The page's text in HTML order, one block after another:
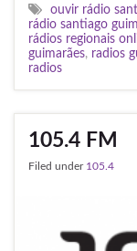
ouvir rádio
rádio santiago
rádios regionais
guimarães, radios
radios
105.4 FM
Filed under 105.4